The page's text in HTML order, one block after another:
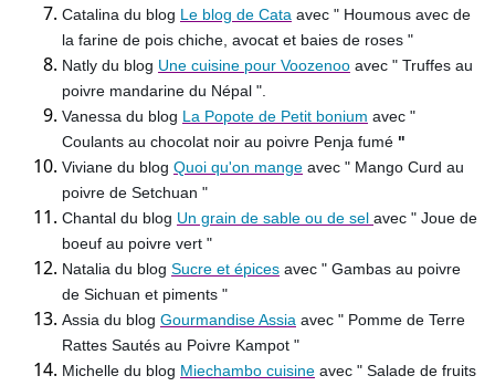
Catalina du blog Le blog de Cata avec " Houmous avec de
la farine de pois chiche, avocat et baies de roses "
Natly du blog Une cuisine pour Voozenoo avec " Truffes au
poivre mandarine du Népal ".
Vanessa du blog La Popote de Petit bonium avec "
Coulants au chocolat noir au poivre Penja fumé "
Viviane du blog Quoi qu'on mange avec " Mango Curd au
poivre de Setchuan "
Chantal du blog Un grain de sable ou de sel avec " Joue de
boeuf au poivre vert "
Natalia du blog Sucre et épices avec " Gambas au poivre
de Sichuan et piments "
Assia du blog Gourmandise Assia avec " Pomme de Terre
Rattes Sautés au Poivre Kampot "
Michelle du blog Miechambo cuisine avec " Salade de fruits